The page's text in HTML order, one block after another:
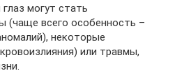
могут стать
(чаще всего особенность –
некоторые
или травмы,